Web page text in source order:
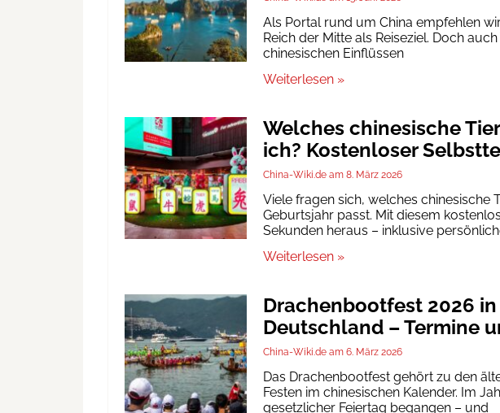
Als Portal rund um China empfehlen
Reich der Mitte als Reiseziel. Doch
chinesischen Einflüssen
Weiterlesen »
Welches chinesische
ich? Kostenloser
China-Wiki.de 8. März 2026
Viele fragen sich, welches chinesische
Geburtsjahr passt. Mit diesem
Sekunden heraus – inklusive
Weiterlesen »
Drachenbootfest 2026
Deutschland – Termine
China-Wiki.de 6. März 2026
Das Drachenbootfest gehört zu den
Festen im chinesischen Kalender. Im
gesetzlicher Feiertag begangen – und